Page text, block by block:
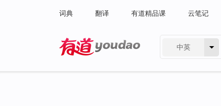
词典 翻译 有道精品课 云笔记
中英